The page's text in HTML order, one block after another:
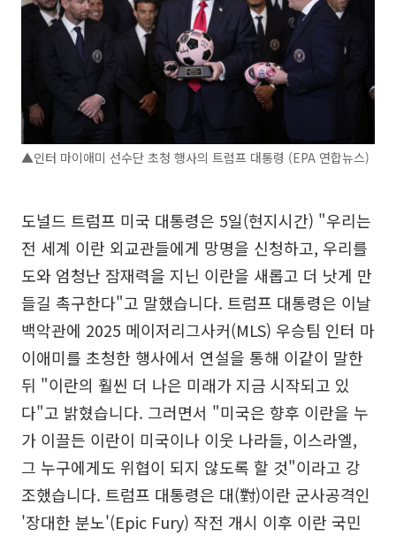
▲인터 마이애미 선수단 초청 행사의 트럼프 대통령 (EPA 연합뉴스)
도널드 트럼프 미국 대통령은 5일(현지시간) "우리는
전 세계 이란 외교관들에게 망명을 신청하고, 우리를
도와 엄청난 잠재력을 지닌 이란을 새롭고 더 낫게 만
들길 촉구한다"고 말했습니다. 트럼프 대통령은 이날
백악관에 2025 메이저리그사커(MLS) 우승팀 인터 마
이애미를 초청한 행사에서 연설을 통해 이같이 말한
뒤 "이란의 훨씬 더 나은 미래가 지금 시작되고 있
다"고 밝혔습니다. 그러면서 "미국은 향후 이란을 누
가 이끌든 이란이 미국이나 이웃 나라들, 이스라엘,
그 누구에게도 위협이 되지 않도록 할 것"이라고 강
조했습니다. 트럼프 대통령은 대(對)이란 군사공격인
'장대한 분노'(Epic Fury) 작전 개시 이후 이란 국민